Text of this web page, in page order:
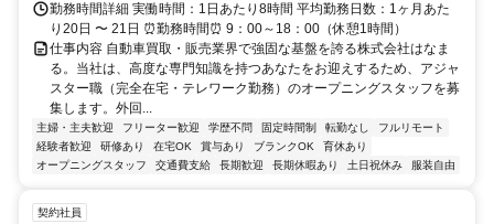
勤務時間詳細 実働時間：1日あたり8時間 平均勤務日数：1ヶ月あた
り20日 〜 21日 ⏰勤務時間⏰ 9：00～18：00（休憩1時間）
仕事内容 自動車買取・販売業界で強固な基盤を誇る株式会社はなま
る。当社は、高度な専門知識を持つあなたをお迎えするため、アジャ
スター職（完全在宅・テレワーク勤務）のオープニングスタッフを募
集します。外回...
主婦・主夫歓迎 フリーター歓迎 学歴不問 固定時間制 転勤なし
フルリモート
経験者歓迎
研修あり 在宅OK 賞与あり ブランクOK
育休あり
オープニングスタッフ
交通費支給 長期歓迎 長期休暇あり 土日祝休み 服装自由
契約社員